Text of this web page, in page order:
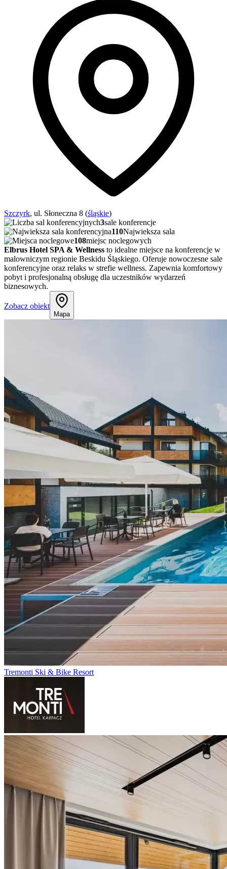
Szczyrk, ul. Słoneczna 8 (śląskie)
3sale konferencje
110Najwieksza sala
108miejsc noclegowych
Elbrus Hotel SPA & Wellness to idealne miejsce na konferencje w
malowniczym regionie Beskidu Śląskiego. Oferuje nowoczesne sale
konferencyjne oraz relaks w strefie wellness. Zapewnia komfortowy
pobyt i profesjonalną obsługę dla uczestników wydarzeń
biznesowych.
Zobacz obiekt
Mapa
Tremonti Ski & Bike Resort